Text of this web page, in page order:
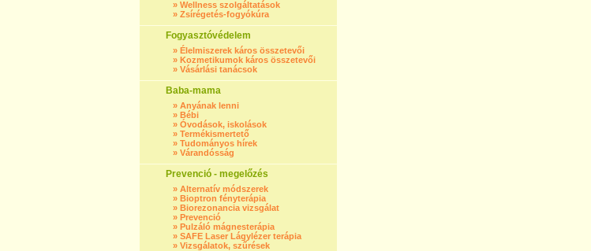
» Wellness szolgáltatások
» Zsírégetés-fogyókúra
Fogyasztóvédelem
» Élelmiszerek káros összetevői
» Kozmetikumok káros összetevői
» Vásárlási tanácsok
Baba-mama
» Anyának lenni
» Bébi
» Óvodások, iskolások
» Termékismertető
» Tudományos hírek
» Várandósság
Prevenció - megelőzés
» Alternatív módszerek
» Bioptron fényterápia
» Biorezonancia vizsgálat
» Prevenció
» Pulzáló mágnesterápia
» SAFE Laser Lágylézer terápia
» Vizsgálatok, szűrések